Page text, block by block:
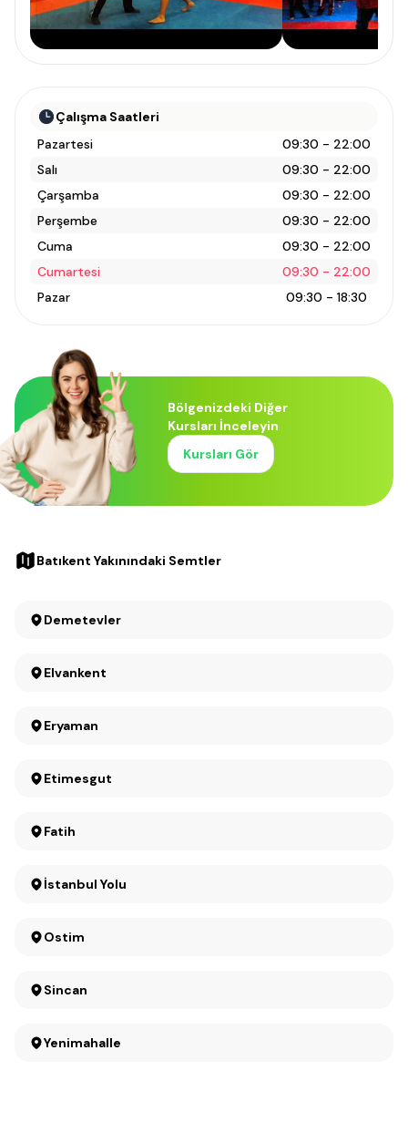
Çalışma Saatleri
Pazartesi
09:30 - 22:00
Salı
09:30 - 22:00
Çarşamba
09:30 - 22:00
Perşembe
09:30 - 22:00
Cuma
09:30 - 22:00
Cumartesi
09:30 - 22:00
Pazar
09:30 - 18:30
Bölgenizdeki Diğer
Kursları İnceleyin
Kursları Gör
Batıkent Yakınındaki Semtler
Demetevler
Elvankent
Eryaman
Etimesgut
Fatih
İstanbul Yolu
Ostim
Sincan
Yenimahalle